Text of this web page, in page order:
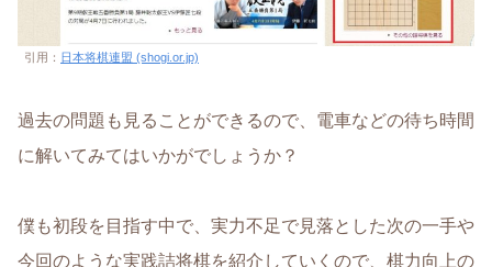
引用： 日本将棋連盟 (shogi.or.jp)
過去の問題も見ることができるので、電車などの待ち時間
に解いてみてはいかがでしょうか？
僕も初段を目指す中で、実力不足で見落とした次の一手や
今回のような実践詰将棋を紹介していくので、棋力向上の